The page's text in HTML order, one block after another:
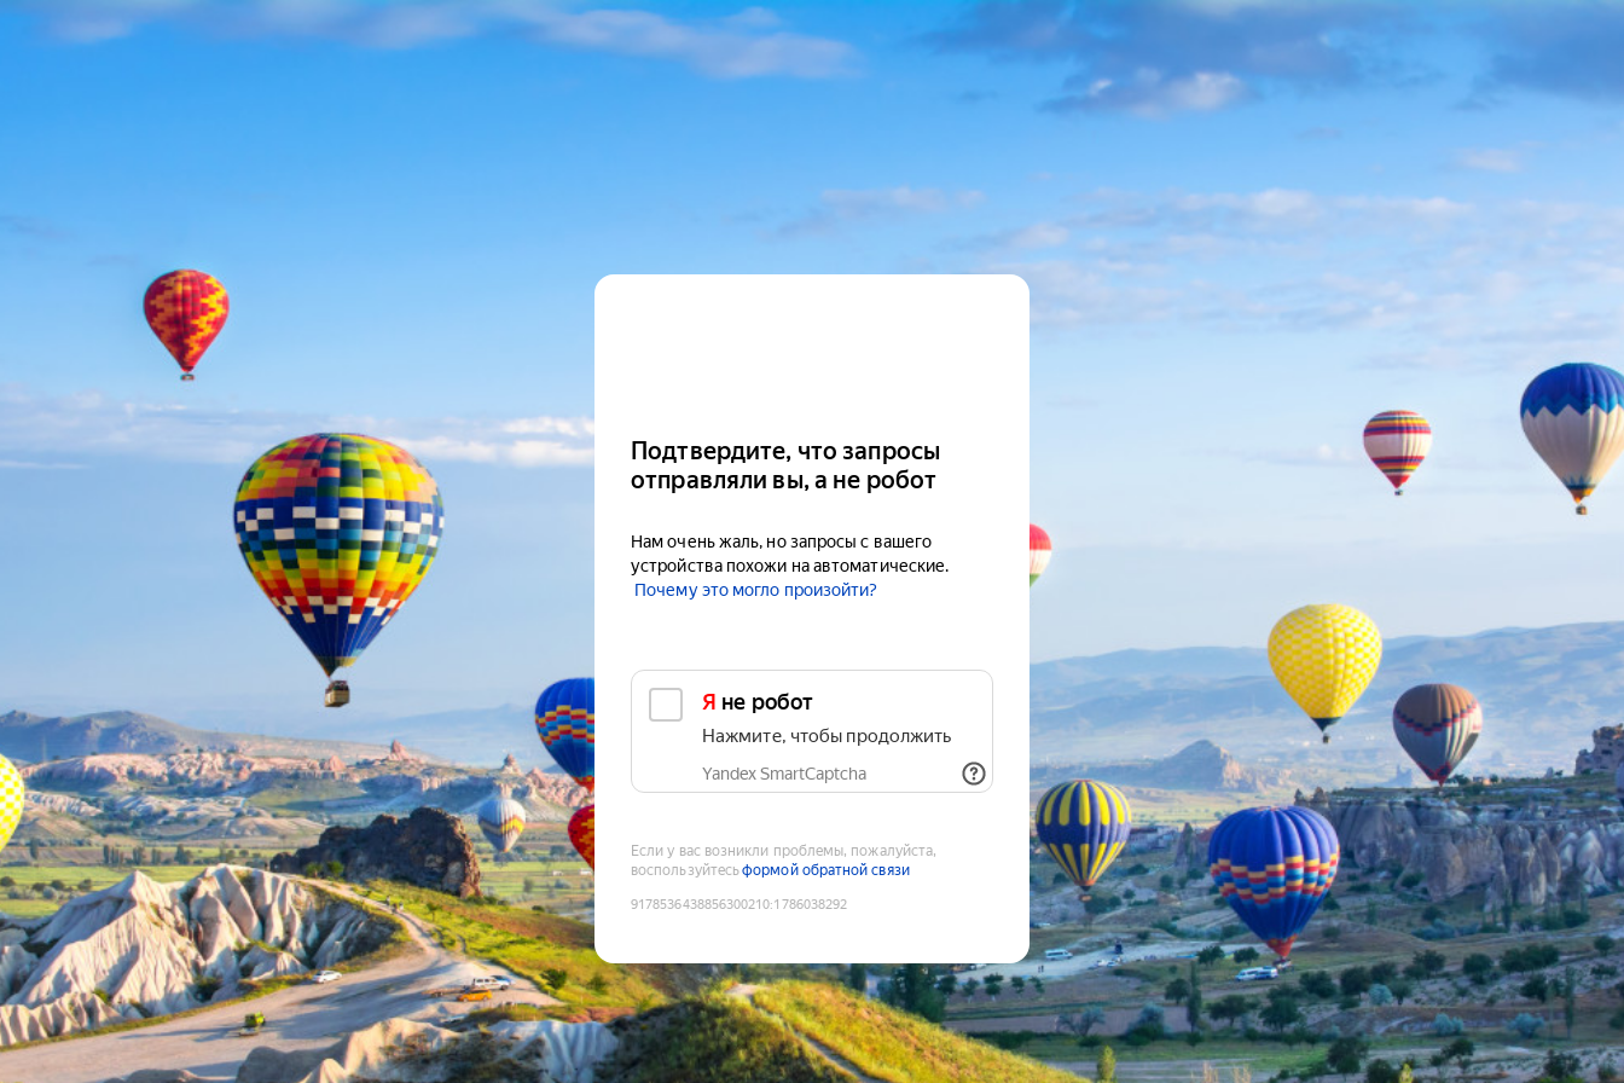
Подтвердите, что запросы
отправляли вы, а не робот
Нам очень жаль, но запросы с вашего
устройства похожи на автоматические.
Почему это могло произойти?
Я не робот
Нажмите, чтобы продолжить
Yandex SmartCaptcha
Если у вас возникли проблемы, пожалуйста,
воспользуйтесьформой обратной связи
9178536438856300210:1786038292